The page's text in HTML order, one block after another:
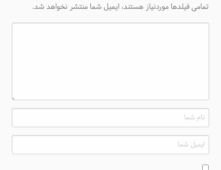
تمامی فیلدها موردنیاز هستند، ایمیل شما منتشر نخواهد شد.